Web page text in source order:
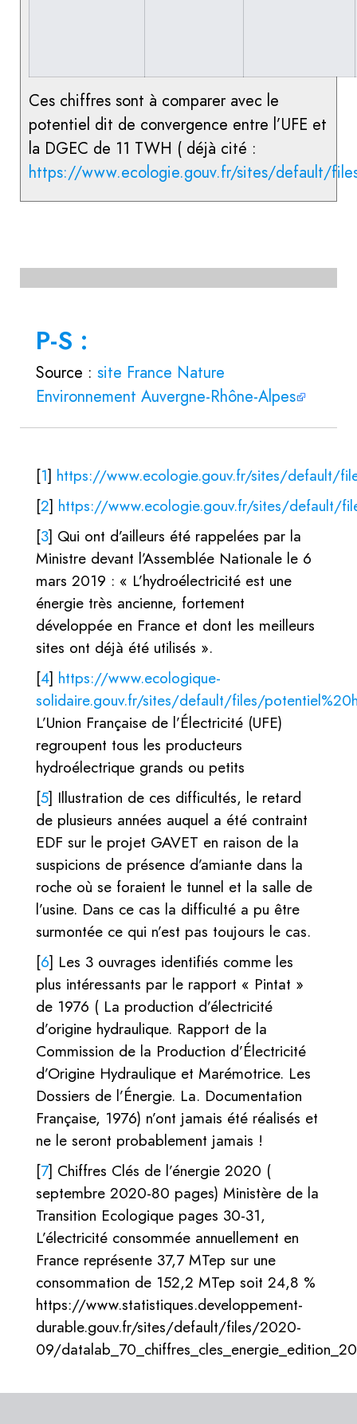
Ces chiffres sont à comparer avec le
potentiel dit de convergence entre l’UFE et
la DGEC de 11 TWH ( déjà cité :
https://www.ecologie.gouv.fr/sites/default/
P-S :
Source : site France Nature
Environnement Auvergne-Rhône-Alpes
[1] https://www.ecologie.gouv.fr/sites/default/
[2] https://www.ecologie.gouv.fr/sites/default/
[3] Qui ont d’ailleurs été rappelées par la
Ministre devant l’Assemblée Nationale le 6
mars 2019 : « L’hydroélectricité est une
énergie très ancienne, fortement
développée en France et dont les meilleurs
sites ont déjà été utilisés ».
[4] https://www.ecologique-
solidaire.gouv.fr/sites/default/files/
L’Union Française de l’Électricité (UFE)
regroupent tous les producteurs
hydroélectrique grands ou petits
[5] Illustration de ces difficultés, le retard
de plusieurs années auquel a été contraint
EDF sur le projet GAVET en raison de la
suspicions de présence d’amiante dans la
roche où se foraient le tunnel et la salle de
l’usine. Dans ce cas la difficulté a pu être
surmontée ce qui n’est pas toujours le cas.
[6] Les 3 ouvrages identifiés comme les
plus intéressants par le rapport « Pintat »
de 1976 ( La production d’électricité
d’origine hydraulique. Rapport de la
Commission de la Production d’Électricité
d’Origine Hydraulique et Marémotrice. Les
Dossiers de l’Énergie. La. Documentation
Française, 1976) n’ont jamais été réalisés et
ne le seront probablement jamais !
[7] Chiffres Clés de l’énergie 2020 (
septembre 2020-80 pages) Ministère de la
Transition Ecologique pages 30-31,
L’électricité consommée annuellement en
France représente 37,7 MTep sur une
consommation de 152,2 MTep soit 24,8 %
https://www.statistiques.developpement-
durable.gouv.fr/sites/default/files/2020-
09/